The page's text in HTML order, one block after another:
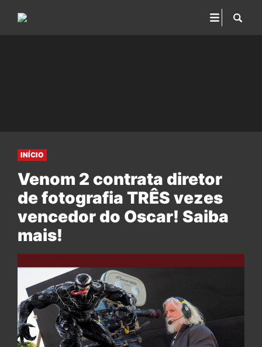
INÍCIO
Venom 2 contrata diretor
de fotografia TRÊS vezes
vencedor do Oscar! Saiba
mais!